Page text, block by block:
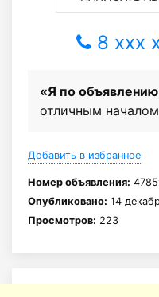
8 xxx
«Я по
отличным
Добавить в избранное
Номер объявления:
Опубликовано: 14
Просмотров: 223